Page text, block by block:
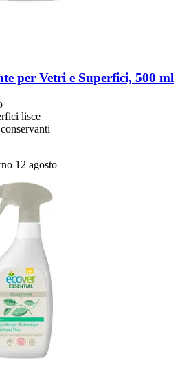
per Vetri e Superfici, 500 ml
lisce
12 agosto